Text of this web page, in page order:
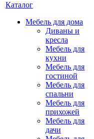
Каталог
Мебель для дома
Диваны и
кресла
Мебель для
кухни
Мебель для
гостиной
Мебель для
спальни
Мебель для
прихожей
Мебель для
дачи